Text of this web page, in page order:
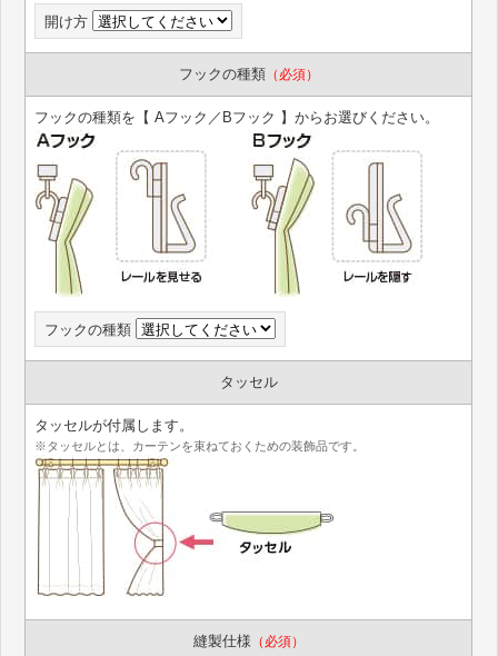
開け方
フックの種類（必須）
フックの種類を【 Aフック／Bフック 】からお選びください。
フックの種類
タッセル
タッセルが付属します。
※タッセルとは、カーテンを束ねておくための装飾品です。
縫製仕様 （必須）